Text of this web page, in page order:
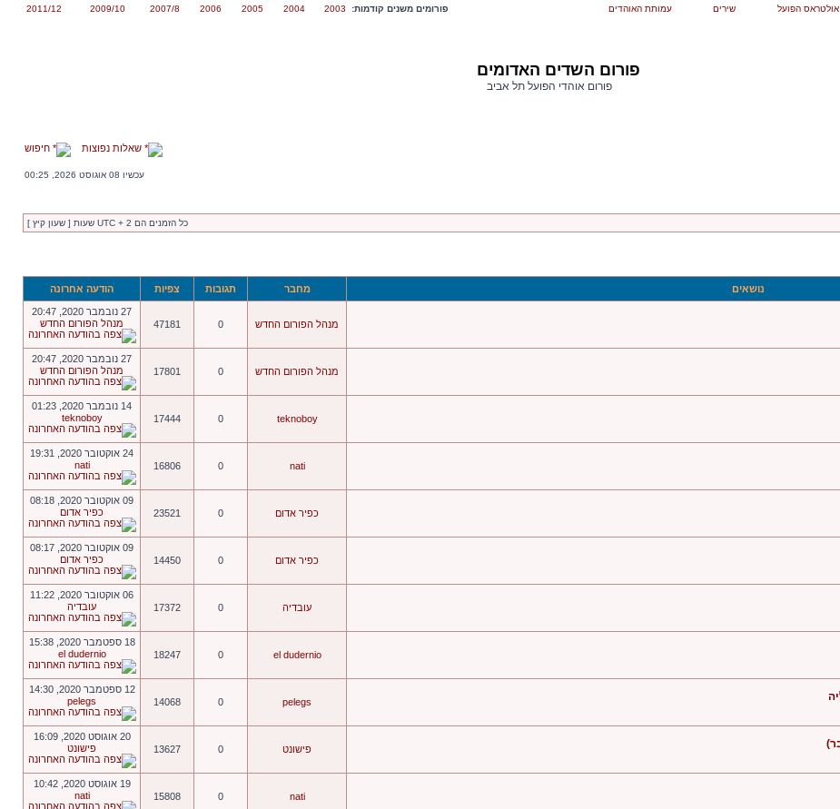
אולטראס הפועל שירים עמותת האוהדים פורומים משנים קודמות: 2003
2004
2005
2006
2007/8
2009/10
2011/12
פורום השדים האדומים
פורום אוהדי הפועל תל אביב
שאלות נפוצות חיפוש
עכשיו 08 אוגוסט 2026, 00:25
כל הזמנים הם UTC + 2 שעות [ שעון קיץ ]
נושאים מחבר תגובות צפיות הודעה אחרונה
מנהל הפורום החדש 0
47181
27 נובמבר 2020, 20:47
מנהל הפורום החדש
מנהל הפורום החדש 0
17801
27 נובמבר 2020, 20:47
מנהל הפורום החדש
teknoboy
0
17444
14 נובמבר 2020, 01:23
teknoboy
nati
0
16806
24 אוקטובר 2020, 19:31
nati
כפיר אדום 0
23521
09 אוקטובר 2020, 08:18
כפיר אדום
כפיר אדום 0
14450
09 אוקטובר 2020, 08:17
כפיר אדום
עובדיה 0
17372
06 אוקטובר 2020, 11:22
עובדיה
el dudernio
0
18247
18 ספטמבר 2020, 15:38
el dudernio
pelegs
0
14068
12 ספטמבר 2020, 14:30
pelegs
פישונט 0
13627
20 אוגוסט 2020, 16:09
פישונט
nati
0
15808
19 אוגוסט 2020, 10:42
nati